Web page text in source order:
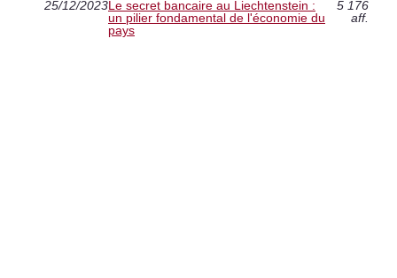
25/12/2023Le secret bancaire au Liechtenstein :
un pilier fondamental de l'économie du
pays
5 176
aff.